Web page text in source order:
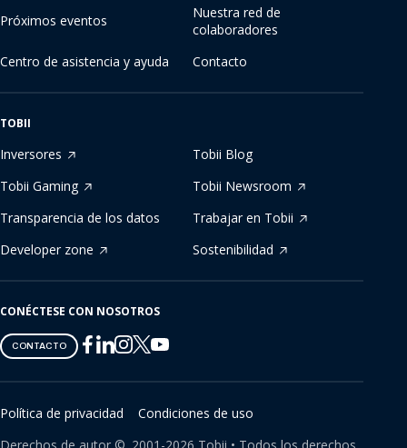
Próximos eventos
Nuestra red de
colaboradores
Centro de asistencia y ayuda
Contacto
TOBII
Inversores
Tobii Blog
Tobii Gaming
Tobii Newsroom
Transparencia de los datos
Trabajar en Tobii
Developer zone
Sostenibilidad
CONÉCTESE CON NOSOTROS
CONTACTO
Tobii
on
Facebook
Tobii
on
Linkedin
Tobii
on
Instagram
Tobii
on
Twitter
Tobii
on
Youtube
Política de privacidad
Condiciones de uso